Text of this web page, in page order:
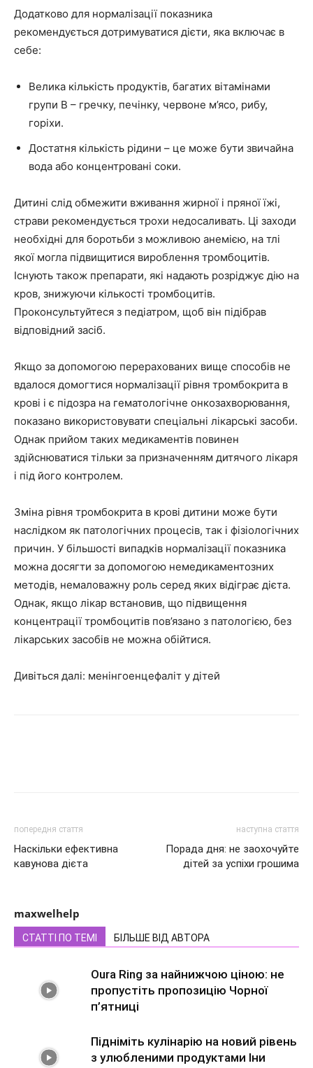
Додатково для нормалізації показника
рекомендується дотримуватися дієти, яка включає в
себе:
Велика кількість продуктів, багатих вітамінами
групи В – гречку, печінку, червоне м’ясо, рибу,
горіхи.
Достатня кількість рідини – це може бути звичайна
вода або концентровані соки.
Дитині слід обмежити вживання жирної і пряної їжі,
страви рекомендується трохи недосаливать. Ці заходи
необхідні для боротьби з можливою анемією, на тлі
якої могла підвищитися вироблення тромбоцитів.
Існують також препарати, які надають розріджує дію на
кров, знижуючи кількості тромбоцитів.
Проконсультуйтеся з педіатром, щоб він підібрав
відповідний засіб.
Якщо за допомогою перерахованих вище способів не
вдалося домогтися нормалізації рівня тромбокрита в
крові і є підозра на гематологічне онкозахворювання,
показано використовувати спеціальні лікарські засоби.
Однак прийом таких медикаментів повинен
здійснюватися тільки за призначенням дитячого лікаря
і під його контролем.
Зміна рівня тромбокрита в крові дитини може бути
наслідком як патологічних процесів, так і фізіологічних
причин. У більшості випадків нормалізації показника
можна досягти за допомогою немедикаментозних
методів, немаловажну роль серед яких відіграє дієта.
Однак, якщо лікар встановив, що підвищення
концентрації тромбоцитів пов’язано з патологією, без
лікарських засобів не можна обійтися.
Дивіться далі: менінгоенцефаліт у дітей
попередня стаття
Наскільки ефективна
кавунова дієта
наступна стаття
Порада дня: не заохочуйте
дітей за успіхи грошима
maxwelhelp
СТАТТІ ПО ТЕМІ БІЛЬШЕ ВІД АВТОРА
Oura Ring за найнижчою ціною: не
пропустіть пропозицію Чорної
п’ятниці
Підніміть кулінарію на новий рівень
з улюбленими продуктами Іни